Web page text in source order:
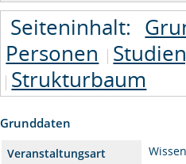
Seiteninhalt:
Personen
Strukturbaum
Grunddaten
Veranstaltungsart